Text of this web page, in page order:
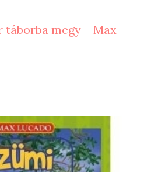
táborba megy – Max